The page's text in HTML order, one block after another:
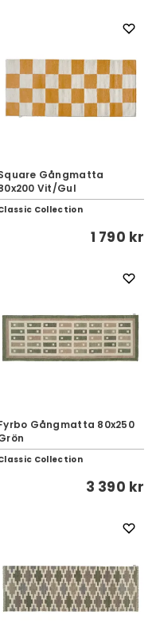
Gångmatta
Vit/Gul
Collection
1 790 kr
Gångmatta 80x250
Collection
3 390 kr